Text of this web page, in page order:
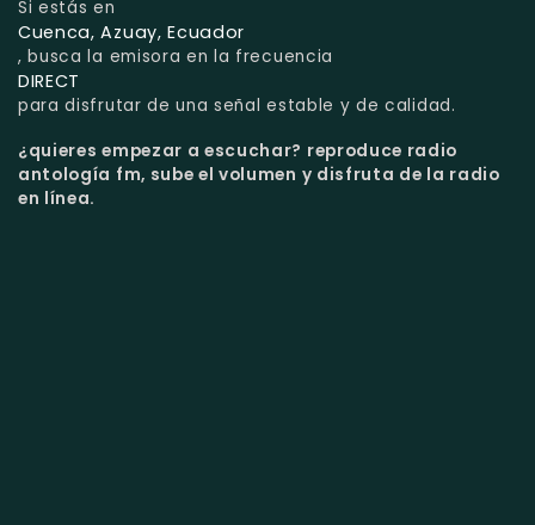
Si estás en
Cuenca, Azuay, Ecuador
, busca la emisora en la frecuencia
DIRECT
para disfrutar de una señal estable y de calidad.
¿quieres empezar a escuchar? reproduce radio
antología fm, sube el volumen y disfruta de la radio
en línea.